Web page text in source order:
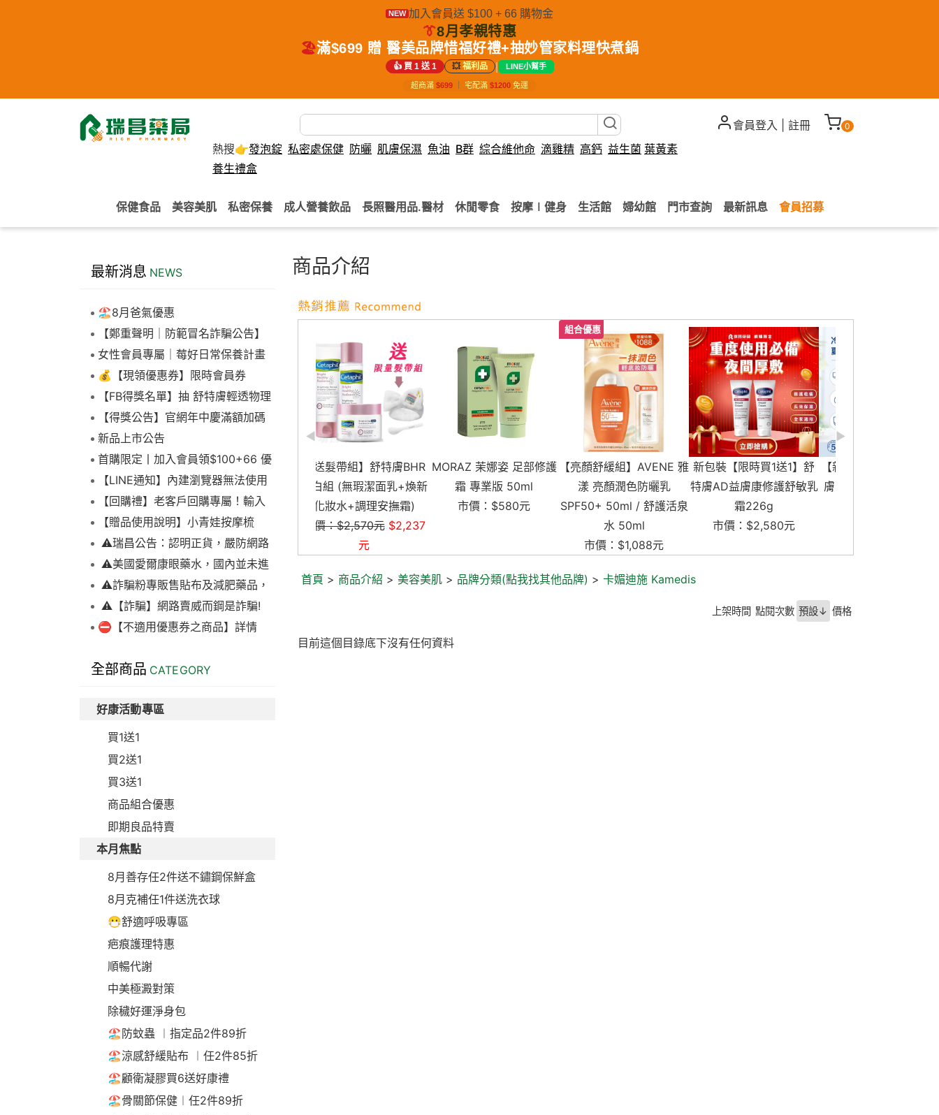
NEW 加入會員送 $100 + 66 購物金
👔8月孝親特惠
🏖️滿$699 贈 醫美品牌惜福好禮+抽妙管家料理快煮鍋
👍 買 1 送 1 💥福利品 | LINE小幫手
超商滿 $699 宅配滿 $1200 免運
熱搜👉發泡錠 私密處保健 防曬 肌膚保濕 魚油 B群 綜合維他命 滴雞精 高鈣 益生菌 葉黃素
養生禮盒
會員登入 註冊 0
保健食品 美容美肌 私密保養 成人營養飲品 長照醫用品.醫材 休閒零食 按摩∣健身 生活館 婦幼館 門市查詢 最新訊息 會員招募
最新消息 NEWS
🏖️8月爸氣優惠
【鄭重聲明｜防範冒名詐騙公告】
女性會員專屬｜莓好日常保養計畫
💰【現領優惠券】限時會員券
【FB得獎名單】抽 舒特膚輕透物理
低敏防曬霜乙名(8/4報到截止)
【得獎公告】官網年中慶滿額加碼
抽FIKA蒸煮料理組2名(7/31截止)
新品上市公告
首購限定丨加入會員領$100+66 優
惠！【LINE通知】內建瀏覽器無法使用
下拉選單
【回購禮】老客戶回購專屬！輸入
折扣碼現折$100
【贈品使用說明】小青娃按摩梳
⚠️瑞昌公告：認明正貨，嚴防網路
詐騙⚠️美國愛爾康眼藥水，國內並未進
口販售
⚠️詐騙粉專販售貼布及減肥藥品，
請勿上當，請查明來源! 非瑞昌藥局
販售!
⚠️【詐騙】網路賣威而鋼是詐騙!
⛔【不適用優惠券之商品】詳情
全部商品 CATEGORY
好康活動專區
買1送1
買2送1
買3送1
商品組合優惠
即期良品特賣
本月焦點
8月善存任2件送不鏽鋼保鮮盒
8月克補任1件送洗衣球
😷舒適呼吸專區
疤痕護理特惠
順暢代謝
中美極澱對策
除穢好運淨身包
🏖️防蚊蟲 ︱指定品2件89折
🏖️涼感舒緩貼布 ︱任2件85折
🏖️顧衛凝膠買6送好康禮
🏖️骨關節保健︱任2件89折
商品介紹
【送髮帶組】舒特膚BHR
淨白組 (無瑕潔面乳+煥新
化妝水+調理安撫霜)
市價：$2,570元
元
MORAZ 茉娜姿 足部修護
霜 專業版 50ml
市價：$580元
【亮顏舒緩組】AVENE 雅
漾 亮顏潤色防曬乳
SPF50+ 50ml / 舒護活泉
新包裝【限時買1送1】舒
特膚AD益膚康修護舒敏乳
霜226g
市價：$2,580元
【新包裝】Cetaphil 舒特
膚 AD益膚康修護舒敏乳
霜 226g
市價：$1,290元
首頁 > 商品介紹 > 美容美肌 > 品牌分類(點我找其他品牌) > 卡媚迪施 Kamedis
上架時間 點閱次數 預設↓ 價格
目前這個目錄底下沒有任何資料